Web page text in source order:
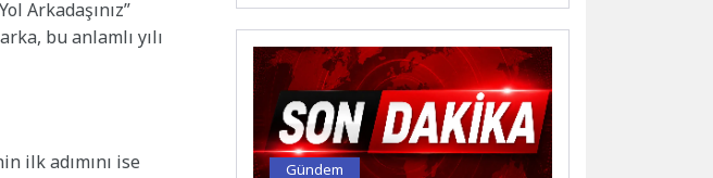
Arkadaşınız”
bu anlamlı yılı
ilk adımını ise
Gündem